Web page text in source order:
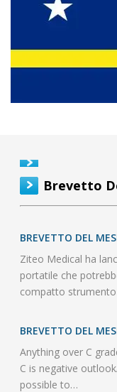
Brevetto
BREVETTO DEL
Ziteo Medical ha
portatile che
compatto
BREVETTO DEL
Anything over C
C is negative
possible to…